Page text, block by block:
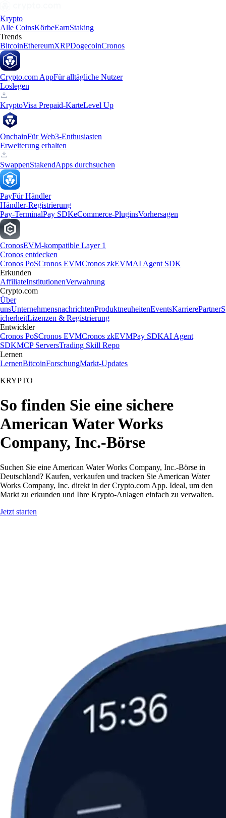
Krypto
Alle CoinsKörbeEarnStaking
Trends
BitcoinEthereumXRPDogecoinCronos
Crypto.com AppFür alltägliche Nutzer
Loslegen
KryptoVisa Prepaid-KarteLevel Up
OnchainFür Web3-Enthusiasten
Erweiterung erhalten
SwappenStakendApps durchsuchen
PayFür Händler
Händler-Registrierung
Pay-TerminalPay SDKeCommerce-PluginsVorhersagen
CronosEVM-kompatible Layer 1
Cronos entdecken
Cronos PoSCronos EVMCronos zkEVMAI Agent SDK
Erkunden
AffiliateInstitutionenVerwahrung
Crypto.com
Über
unsUnternehmensnachrichtenProduktneuheitenEventsKarrierePartnerS
icherheitLizenzen & Registrierung
Entwickler
Cronos PoSCronos EVMCronos zkEVMPay SDKAI Agent
SDKMCP ServersTrading Skill Repo
Lernen
LernenBitcoinForschungMarkt-Updates
KRYPTO
So finden Sie eine sichere
American Water Works
Company, Inc.-Börse
Suchen Sie eine American Water Works Company, Inc.-Börse in
Deutschland? Kaufen, verkaufen und tracken Sie American Water
Works Company, Inc. direkt in der Crypto.com App. Ideal, um den
Markt zu erkunden und Ihre Krypto-Anlagen einfach zu verwalten.
Jetzt starten